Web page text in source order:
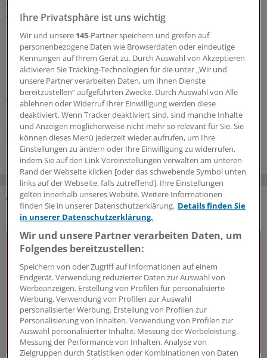
WIdO-Qualitätsmonitor 2026
Tumoroperationen: Mindestmengen
beschleunigen die Zentralisierung der
Krebsversorgung
Der WIdO-Qualitätsmonitor 2026 weist für mehrere
komplexe Tumoroperationen steigende Fallzahlen je
Krankenhaus aus. Damit konzentriert sich die
Versorgung auf weniger Kliniken.
Kooperation|In Kooperation mit:AOK-Bundesverband
06.08.2026
DAS KÖNNTE SIE AUCH INTERESSIEREN
Ihre Privatsphäre ist uns wichtig
Wir und unsere 145-Partner speichern und greifen auf
personenbezogene Daten wie Browserdaten oder eindeutige
Kennungen auf Ihrem Gerät zu. Durch Auswahl von Akzeptieren
aktivieren Sie Tracking-Technologien für die unter „Wir und
unsere Partner verarbeiten Daten, um Ihnen Dienste
bereitzustellen“ aufgeführten Zwecke. Durch Auswahl von Alle
ablehnen oder Widerruf Ihrer Einwilligung werden diese
deaktiviert. Wenn Tracker deaktiviert sind, sind manche Inhalte
und Anzeigen möglicherweise nicht mehr so relevant für Sie. Sie
können dieses Menü jederzeit wieder aufrufen, um Ihre
Einstellungen zu ändern oder Ihre Einwilligung zu widerrufen,
indem Sie auf den Link Voreinstellungen verwalten am unteren
Rand der Webseite klicken [oder das schwebende Symbol unten
links auf der Webseite, falls zutreffend]. Ihre Einstellungen
gelten innerhalb unseres Website. Weitere Informationen
finden Sie in unserer Datenschutzerklärung. Details finden Sie
in unserer Datenschutzerklärung.
Wir und unsere Partner verarbeiten Daten, um
Folgendes bereitzustellen:
Speichern von oder Zugriff auf Informationen auf einem
Endgerät. Verwendung reduzierter Daten zur Auswahl von
Werbeanzeigen. Erstellung von Profilen für personalisierte
Werbung. Verwendung von Profilen zur Auswahl
personalisierter Werbung. Erstellung von Profilen zur
Personalisierung von Inhalten. Verwendung von Profilen zur
Auswahl personalisierter Inhalte. Messung der Werbeleistung.
Messung der Performance von Inhalten. Analyse von
Zielgruppen durch Statistiken oder Kombinationen von Daten